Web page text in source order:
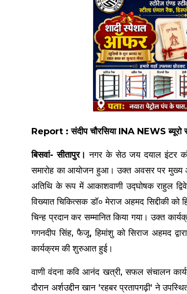
Report : संदीप चौरसिया INA NEWS ब्यूरो
बिसवां- सीतापुर।नगर के सेठ जय दयाल इंटर
समारोह का आयोजन हुआ। उक्त अवसर पर मुख्य
अतिथि के रूप में आकाशवाणी उद्घोषक राहुल
विख्यात चिकित्सक डॉ० मेराज अहमद सिद्दीकी को
चिन्ह प्रदान कर सम्मानित किया गया। उक्त
गगनदीप सिंह, फैजू, हिमांशु को सिराज अहमद
कार्यक्रम की शुरुआत हुई।
वाणी वंदना कवि आनंद खत्री, सफल संचालन
दौरान अर्शउद्दीन खान 'रहबर प्रतापगढ़ी' ने